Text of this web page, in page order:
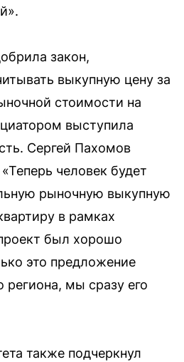
закон,
выкупную цену за
стоимости на
выступила
Сергей Пахомов
человек будет
рыночную выкупную
в рамках
был хорошо
это предложение
региона, мы сразу его
также подчеркнул